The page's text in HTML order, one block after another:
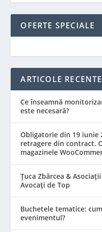
OFERTE SPECIALE
ARTICOLE RECENTE
Ce înseamnă
este necesară?
Obligatorie din 19 iunie
retragere din contract.
magazinele
Țuca Zbârcea &
Avocați de Top
Buchetele tematice:
evenimentul?